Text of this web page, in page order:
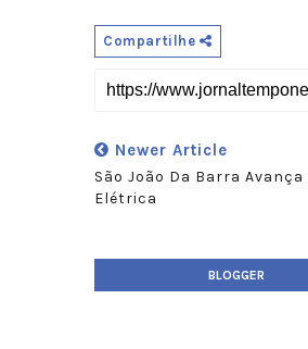
Compartilhe
Newer Article
São João Da Barra
Elétrica
BLOGGER